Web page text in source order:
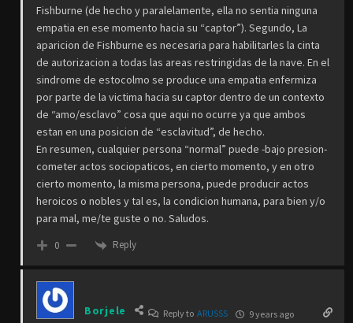
Fishburne (de hecho y paralelamente, ella no sentia ninguna
empatia en ese momento hacia su “captor”). Segundo, La
aparicion de Fishburne es necesaria para habilitarles la cinta
de autorizacion a todas las areas restringidas de la nave. En el
sindrome de estocolmo se produce una empatia enfermiza
por parte de la victima hacia su captor dentro de un contexto
de “amo/esclavo” cosa que aqui no ocurre ya que ambos
estan en una posicion de “esclavitud”, de hecho.
En resumen, cualquier persona “normal” puede -bajo presion-
cometer actos sociopaticos, en cierto momento, y en otro
cierto momento, la misma persona, puede producir actos
heroicos o nobles y tal es, la condicion humana, para bien y/o
para mal, me/te guste o no. Saludos.
0 Reply
Borjele Reply to ARUSSS 9 years ago